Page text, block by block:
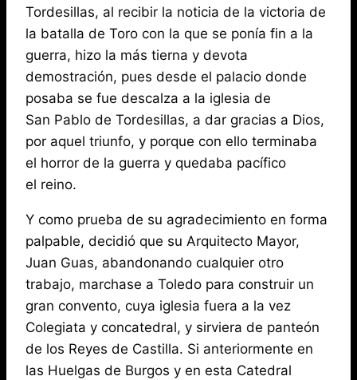
Tordesillas, al recibir la noticia de la victoria de
la batalla de Toro con la que se ponía fin a la
guerra, hizo la más tierna y devota
demostración, pues desde el palacio donde
posaba se fue descalza a la iglesia de
San Pablo de Tordesillas, a dar gracias a Dios,
por aquel triunfo, y porque con ello terminaba
el horror de la guerra y quedaba pacífico
el reino.
Y como prueba de su agradecimiento en forma
palpable, decidió que su Arquitecto Mayor,
Juan Guas, abandonando cualquier otro
trabajo, marchase a Toledo para construir un
gran convento, cuya iglesia fuera a la vez
Colegiata y concatedral, y sirviera de panteón
de los Reyes de Castilla. Si anteriormente en
las Huelgas de Burgos y en esta Catedral